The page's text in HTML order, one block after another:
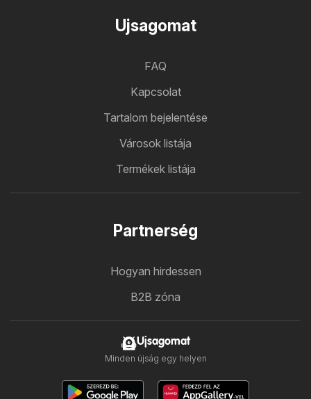
Ujsagomat
FAQ
Kapcsolat
Tartalom bejelentése
Városok listája
Termékek listája
Partnerség
Hogyan hirdessen
B2B zóna
Ujsagomat
Minden újság egy helyen